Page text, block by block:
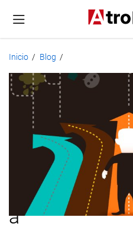
Inicio / Blog /
AtroPIM:
alternativa
personalizable
a